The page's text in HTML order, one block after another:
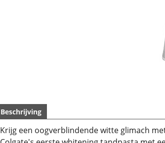
Beschrijving
Krijg een oogverblindende witte glimach